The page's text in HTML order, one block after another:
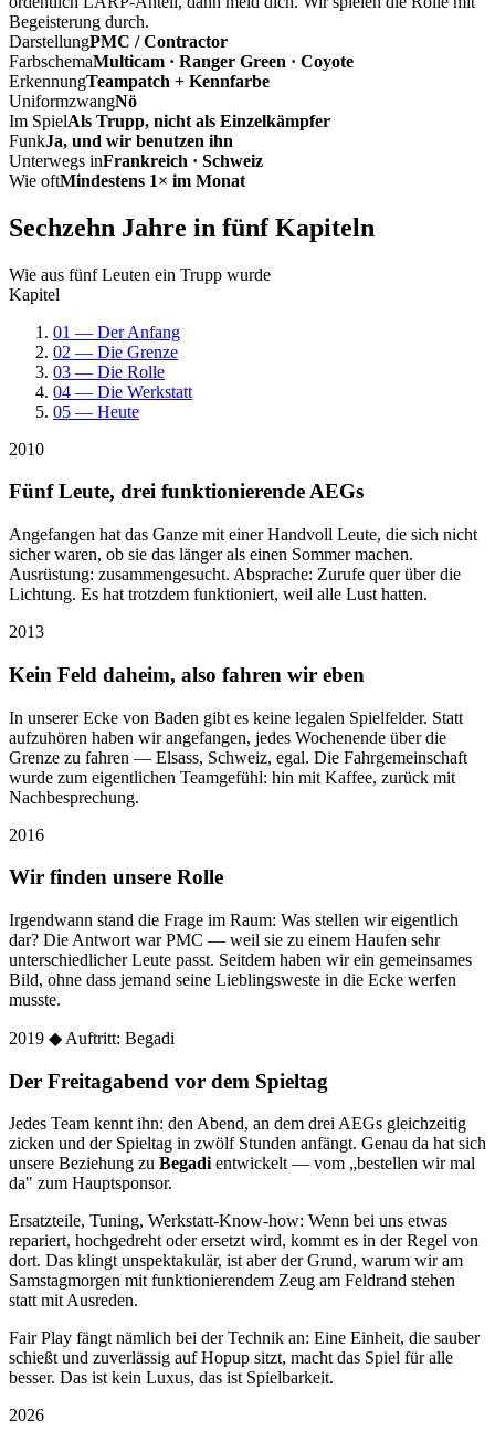
Begeisterung durch.
DarstellungPMC / Contractor
FarbschemaMulticam · Ranger Green · Coyote
ErkennungTeampatch + Kennfarbe
UniformzwangNö
Im SpielAls Trupp, nicht als Einzelkämpfer
FunkJa, und wir benutzen ihn
Unterwegs inFrankreich · Schweiz
Wie oftMindestens 1× im Monat
Sechzehn Jahre in fünf Kapiteln
Wie aus fünf Leuten ein Trupp wurde
Kapitel
01 — Der Anfang
02 — Die Grenze
03 — Die Rolle
04 — Die Werkstatt
05 — Heute
2010
Fünf Leute, drei funktionierende AEGs
Angefangen hat das Ganze mit einer Handvoll Leute, die sich nicht
sicher waren, ob sie das länger als einen Sommer machen.
Ausrüstung: zusammengesucht. Absprache: Zurufe quer über die
Lichtung. Es hat trotzdem funktioniert, weil alle Lust hatten.
2013
Kein Feld daheim, also fahren wir eben
In unserer Ecke von Baden gibt es keine legalen Spielfelder. Statt
aufzuhören haben wir angefangen, jedes Wochenende über die
Grenze zu fahren — Elsass, Schweiz, egal. Die Fahrgemeinschaft
wurde zum eigentlichen Teamgefühl: hin mit Kaffee, zurück mit
Nachbesprechung.
2016
Wir finden unsere Rolle
Irgendwann stand die Frage im Raum: Was stellen wir eigentlich
dar? Die Antwort war PMC — weil sie zu einem Haufen sehr
unterschiedlicher Leute passt. Seitdem haben wir ein gemeinsames
Bild, ohne dass jemand seine Lieblingsweste in die Ecke werfen
musste.
2019 ◆ Auftritt: Begadi
Der Freitagabend vor dem Spieltag
Jedes Team kennt ihn: den Abend, an dem drei AEGs gleichzeitig
zicken und der Spieltag in zwölf Stunden anfängt. Genau da hat sich
unsere Beziehung zu Begadientwickelt — vom „bestellen wir mal
da" zum Hauptsponsor.
Ersatzteile, Tuning, Werkstatt-Know-how: Wenn bei uns etwas
repariert, hochgedreht oder ersetzt wird, kommt es in der Regel von
dort. Das klingt unspektakulär, ist aber der Grund, warum wir am
Samstagmorgen mit funktionierendem Zeug am Feldrand stehen
statt mit Ausreden.
Fair Play fängt nämlich bei der Technik an: Eine Einheit, die sauber
schießt und zuverlässig auf Hopup sitzt, macht das Spiel für alle
besser. Das ist kein Luxus, das ist Spielbarkeit.
2026